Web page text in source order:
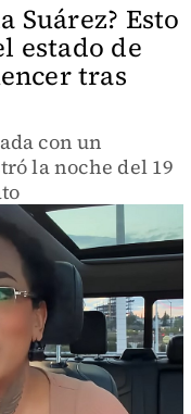
Suárez? Esto
estado de
tras
con un
la noche del 19